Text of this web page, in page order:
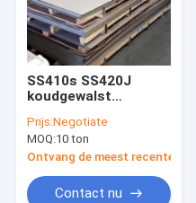
SS410s SS420J
koudgewalst
SS310s SS430
Prijs:Negotiate
MOQ:10 ton
Ontvang de meest recente Prijs
Contact nu